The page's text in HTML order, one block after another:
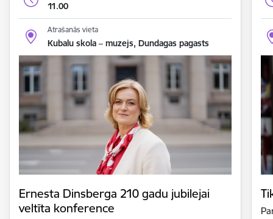
11.00
Atrašanās vieta
Kubalu skola – muzejs, Dundagas pagasts
Ernesta Dinsberga 210 gadu jubilejai
veltīta konference